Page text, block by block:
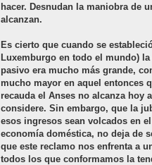
hacer. Desnudan la maniobra de
alcanzan.
Es cierto que cuando se
Luxemburgo en todo el mundo)
pasivo era mucho más grande,
mucho mayor en aquel entonces
recauda el Anses no alcanza hoy
considere. Sin embargo, que la
esos ingresos sean volcados en
economía doméstica, no deja de
que este reclamo nos enfrenta a
todos los que conformamos la